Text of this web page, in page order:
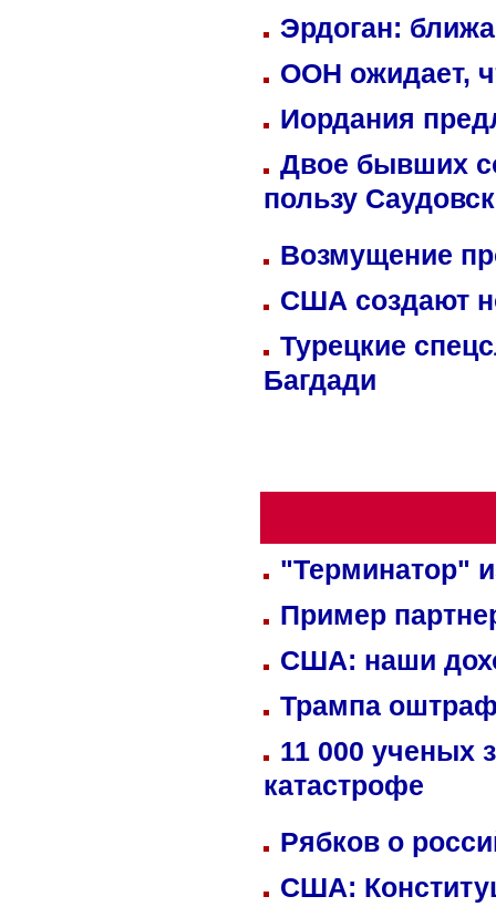
Эрдоган:
ООН ожидает,
Иордания
Двое бывших
пользу
Возмущение
США создают
Турецкие
Багдади
"Терминатор"
Пример
США: наши
Трампа
11 000 ученых
катастрофе
Рябков о
США: